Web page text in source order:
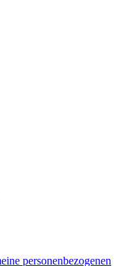
personenbezogenen